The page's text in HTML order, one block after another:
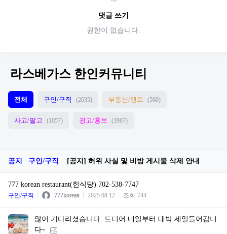
댓글 쓰기
권한이 없습니다.
라스베가스 한인커뮤니티
전체 구인/구직 (2635) 부동산/렌트 (560)
사고/팔고 (1057) 광고/홍보 (3967)
공지 구인/구직 [공지] 허위 사실 및 비방 게시물 삭제 안내
777 korean restaurant(한식당) 702-538-7747
구인/구직 777korean 2025.08.12 조회 744
많이 기다리셨습니다. 드디어 내일부터 대박 세일들어갑니
다~